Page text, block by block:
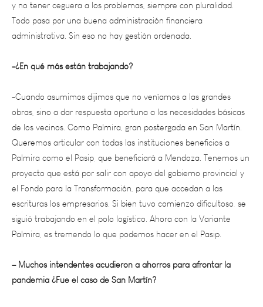
administrativa. Sin eso no hay gestión ordenada.
-¿En qué más están trabajando?
-Cuando asumimos dijimos que no veníamos a las grandes
obras, sino a dar respuesta oportuna a las necesidades básicas
de los vecinos. Como Palmira, gran postergada en San Martín.
Queremos articular con todas las instituciones beneficios a
Palmira como el Pasip, que beneficiará a Mendoza. Tenemos un
proyecto que está por salir con apoyo del gobierno provincial y
el Fondo para la Transformación, para que accedan a las
escrituras los empresarios. Si bien tuvo comienzo dificultoso, se
siguió trabajando en el polo logístico. Ahora con la Variante
Palmira, es tremendo lo que podemos hacer en el Pasip.
– Muchos intendentes acudieron a ahorros para afrontar la
pandemia ¿Fue el caso de San Martín?
– En el caso mío no, quizás no me avisaron donde estaban